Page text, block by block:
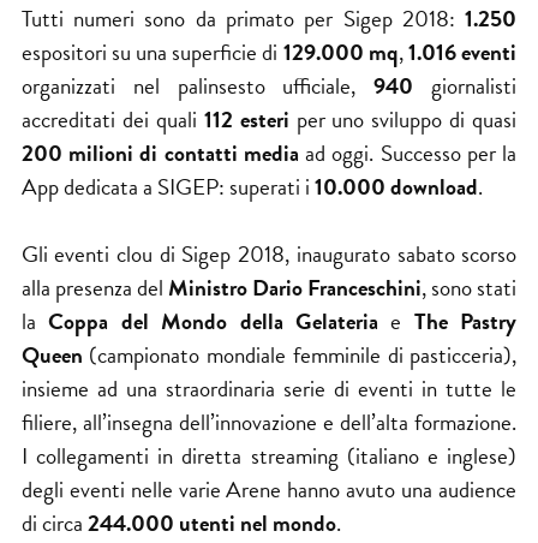
Tutti numeri sono da primato per Sigep 2018:1.250
espositori su una superficie di 129.000 mq,1.016 eventi
organizzati nel palinsesto ufficiale,940 giornalisti
accreditati dei quali 112 esteri per uno sviluppo di quasi
200 milioni di contatti media ad oggi. Successo per la
App dedicata a SIGEP: superati i10.000 download.
Gli eventi clou di Sigep 2018, inaugurato sabato scorso
alla presenza del Ministro Dario Franceschini, sono stati
laCoppa del Mondo della Gelateria e The Pastry
Queen (campionato mondiale femminile di pasticceria),
insieme ad una straordinaria serie di eventi in tutte le
filiere, all’insegna dell’innovazione e dell’alta formazione.
I collegamenti in diretta streaming (italiano e inglese)
degli eventi nelle varie Arene hanno avuto una audience
di circa244.000 utenti nel mondo.